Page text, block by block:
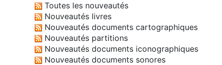
Toutes les nouveautés
Nouveautés livres
Nouveautés documents cartographiques
Nouveautés partitions
Nouveautés documents iconographiques
Nouveautés documents sonores